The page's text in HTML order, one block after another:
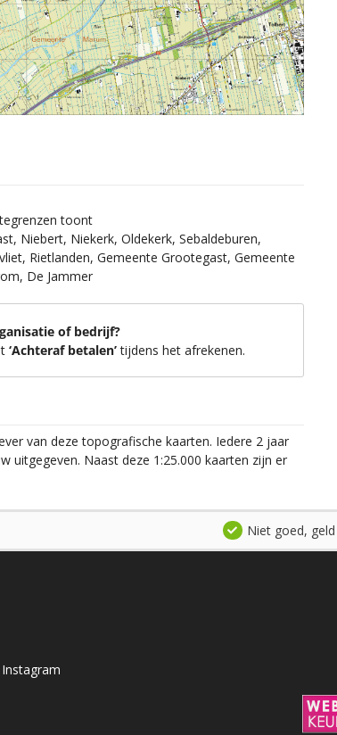
toont
Niebert, Niekerk, Oldekerk, Sebaldeburen,
Rietlanden, Gemeente Grootegast, Gemeente
De Jammer
of bedrijf?
‘Achteraf betalen’tijdens het afrekenen.
van deze topografische kaarten. Iedere 2 jaar
uitgegeven. Naast deze 1:25.000 kaarten zijn er
Niet goed,